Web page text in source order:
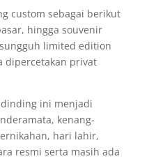
custom sebagai berikut
hingga souvenir
limited edition
dipercetakan privat
ini menjadi
kenang-
hari lahir,
resmi serta masih ada